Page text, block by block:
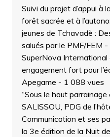
Suivi du projet d’appui à
forêt sacrée et à
jeunes de Tchavadè :
salués par le PMF/FEM -
SuperNova
engagement fort pour
Apegame - 1 088 vues
“Sous le haut parrainage
SALISSOU, PDG de
Communication et ses
la 3e édition de la Nuit